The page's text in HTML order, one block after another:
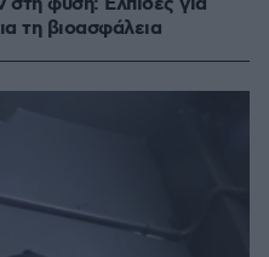
τη βιοασφάλεια